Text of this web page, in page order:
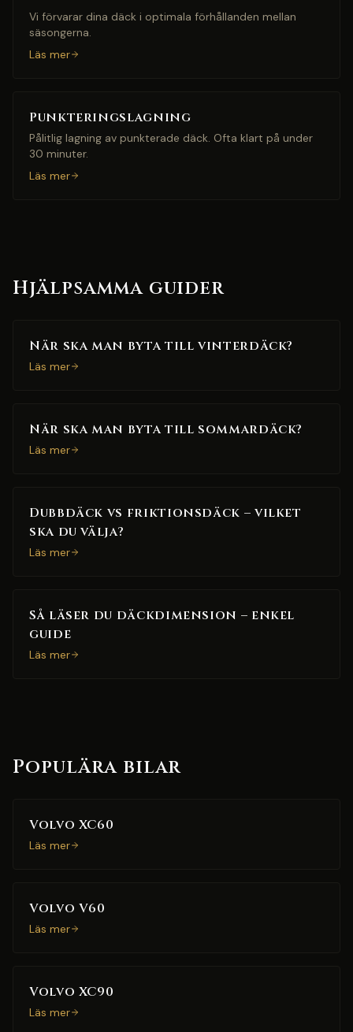
Vi förvarar dina däck i optimala förhållanden mellan
säsongerna.
Läs mer
Punkteringslagning
Pålitlig lagning av punkterade däck. Ofta klart på under
30 minuter.
Läs mer
Hjälpsamma guider
När ska man byta till vinterdäck?
Läs mer
När ska man byta till sommardäck?
Läs mer
Dubbdäck vs friktionsdäck – vilket
ska du välja?
Läs mer
Så läser du däckdimension – enkel
guide
Läs mer
Populära bilar
Volvo XC60
Läs mer
Volvo V60
Läs mer
Volvo XC90
Läs mer